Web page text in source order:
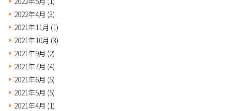
2022年4月 (3)
2021年11月 (1)
2021年10月 (3)
2021年9月 (2)
2021年7月 (4)
2021年6月 (5)
2021年5月 (5)
2021年4月 (1)